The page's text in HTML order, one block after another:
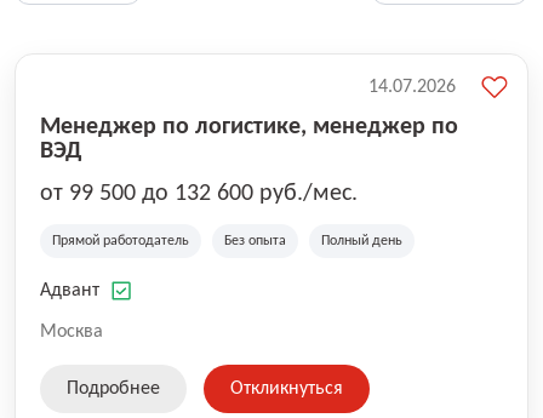
Топ менеджмент, руководители
Менеджер по логистике, менеджер по
ВЭД
от 99 500 до 132 600 руб./мес.
Прямой работодатель Без опыта Полный день
Адвант
Москва
14.07.2026
Подробнее Откликнуться